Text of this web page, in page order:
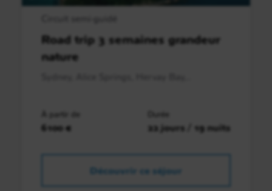
Road trip 3 semaines grandeur
nature
À partir de
6100 €
Durée
22 jours / 19 nuits
Découvrir ce séjour